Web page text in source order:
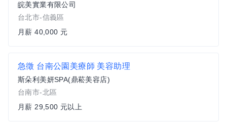
皖美實業有限公司
台北市-信義區
月薪 40,000 元
急徵 台南公園美療師 美容助理
斯朵利美妍SPA(鼎菘美容店)
台南市-北區
月薪 29,500 元以上